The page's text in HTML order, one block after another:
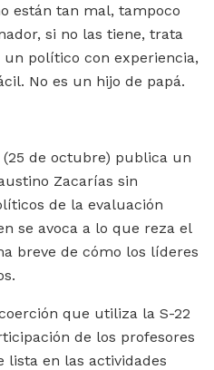
están tan mal, tampoco
si no las tiene, trata
político con experiencia,
No es un hijo de papá.
de octubre) publica un
Zacarías sin
de la evaluación
se avoca a lo que reza el
breve de cómo los líderes
que utiliza la S-22
de los profesores
lista en las actividades